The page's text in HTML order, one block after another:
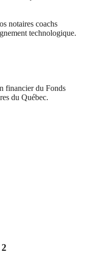
notaires coachs
technologique.
financier du Fonds
du Québec.